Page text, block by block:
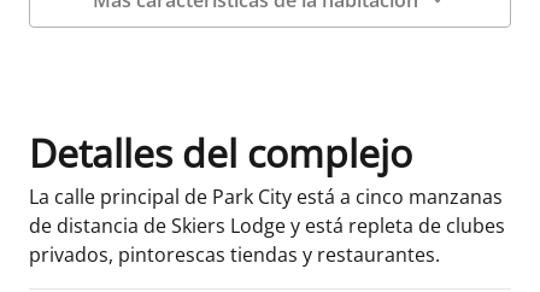
Detalles del complejo
La calle principal de Park City está a cinco manzanas
de distancia de Skiers Lodge y está repleta de clubes
privados, pintorescas tiendas y restaurantes.